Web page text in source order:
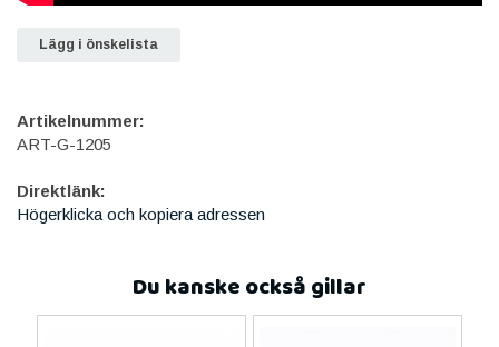
Lägg i önskelista
Artikelnummer:
ART-G-1205
Direktlänk:
Högerklicka och kopiera adressen
Du kanske också gillar